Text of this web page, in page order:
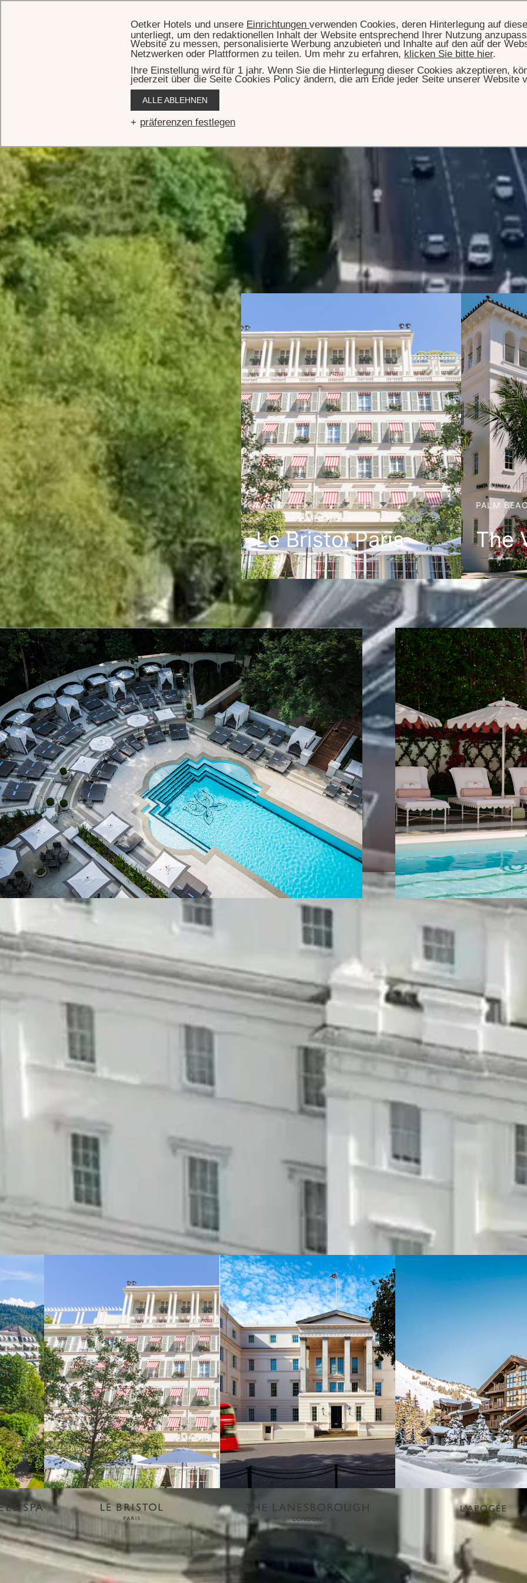
Few escapes rival the timeless pleasure of the world’s great cities. Iconic avenues, cultural landmarks, refined interiors,
vibrant neighborhoods, and moments of calm tucked away behind grand façades - each city offers its own rhythm,
own allure. From the regal elegance of The Lanesborough overlooking Hyde Park in London, to the sun‑lit
sophistication of The Vineta Hotel in Palm Beach, the Parisian art de vivre of Le Bristol Paris, and the lush urban
setting of Palácio Tangará in São Paulo, each Oetker Hotels address offers its own distinct way to experience the city.
Explore
our City
Hotels
DISCOVER MORE
PARIS
Le Bristol Paris
PALM
The
KONTAKTIEREN SIE UNS
Oetker Hotels und unsere Einrichtungen verwenden Cookies, deren Hinterlegung auf
unterliegt, um den redaktionellen Inhalt der Website entsprechend Ihrer Nutzung
Website zu messen, personalisierte Werbung anzubieten und Inhalte auf den auf der
Netzwerken oder Plattformen zu teilen. Um mehr zu erfahren, klicken Sie bitte hier.
Ihre Einstellung wird für 1 jahr. Wenn Sie die Hinterlegung dieser Cookies akzeptieren,
jederzeit über die Seite Cookies Policy ändern, die am Ende jeder Seite unserer Website
ALLE ABLEHNEN
präferenzen festlegen